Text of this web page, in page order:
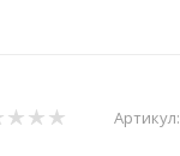
Артикул: